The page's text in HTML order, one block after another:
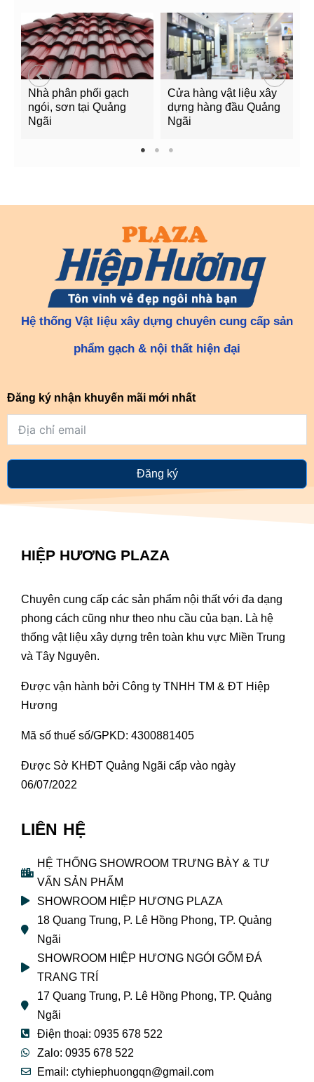
Nhà phân phối gạch
ngói, sơn tại Quảng
Ngãi
Cửa hàng vật liệu xây
dựng hàng đầu Quảng
Ngãi
1 2 3
Hệ thống Vật liệu xây dựng chuyên cung cấp sản
phẩm gạch & nội thất hiện đại
Đăng ký nhận khuyến mãi mới nhất
Đăng ký
HIỆP HƯƠNG PLAZA
Chuyên cung cấp các sản phẩm nội thất với đa dạng
phong cách cũng như theo nhu cầu của bạn. Là hệ
thống vật liệu xây dựng trên toàn khu vực Miền Trung
và Tây Nguyên.
Được vận hành bởi Công ty TNHH TM & ĐT Hiệp
Hương
Mã số thuế số/GPKD: 4300881405
Được Sở KHĐT Quảng Ngãi cấp vào ngày
06/07/2022
LIÊN HỆ
HỆ THỐNG SHOWROOM TRƯNG BÀY & TƯ
VẤN SẢN PHẨM
SHOWROOM HIỆP HƯƠNG PLAZA
18 Quang Trung, P. Lê Hồng Phong, TP. Quảng
Ngãi
SHOWROOM HIỆP HƯƠNG NGÓI GỐM ĐÁ
TRANG TRÍ
17 Quang Trung, P. Lê Hồng Phong, TP. Quảng
Ngãi
Điện thoại: 0935 678 522
Zalo: 0935 678 522
Email: ctyhiephuongqn@gmail.com